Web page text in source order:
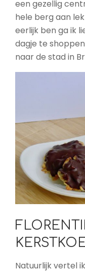
een gezellig
hele berg aan
eerlijk ben ga ik
dagje te
naar de stad in
Natuurlijk vertel